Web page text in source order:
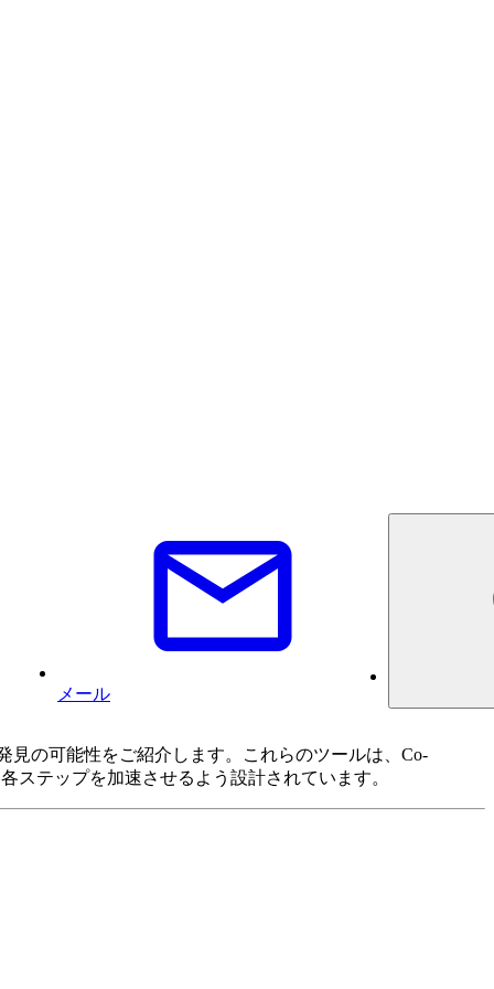
メール
見の可能性をご紹介します。これらのツールは、Co-
ステップを加速させるよう設計されています。